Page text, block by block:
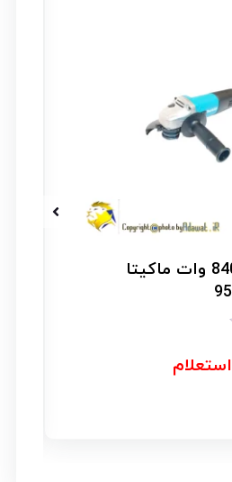
مینی فرز 840 وات ماکیتا
استعلام